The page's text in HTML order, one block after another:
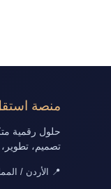
منصة
حلول رقمية
تصميم،
📍 الأردن /